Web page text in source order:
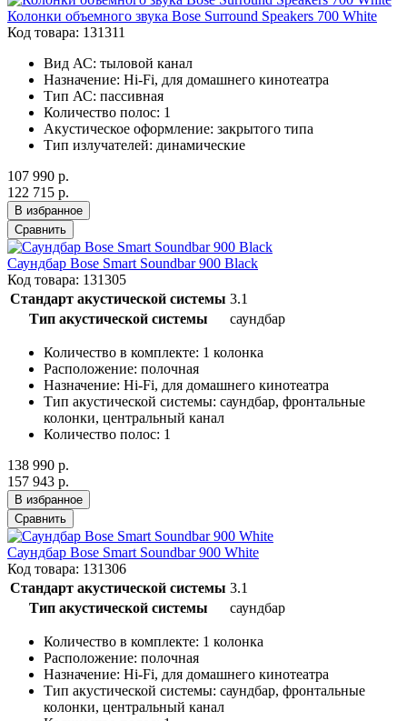
Колонки объемного звука Bose Surround Speakers 700 White
Код товара: 131311
Вид АС: тыловой канал
Назначение: Hi-Fi, для домашнего кинотеатра
Тип АС: пассивная
Количество полос: 1
Акустическое оформление: закрытого типа
Тип излучателей: динамические
107 990 р.
122 715 р.
В избранное
Сравнить
Саундбар Bose Smart Soundbar 900 Black
Код товара: 131305
Стандарт акустической системы 3.1
Тип акустической системы
саундбар
Количество в комплекте: 1 колонка
Расположение: полочная
Назначение: Hi-Fi, для домашнего кинотеатра
Тип акустической системы: саундбар, фронтальные
колонки, центральный канал
Количество полос: 1
138 990 р.
157 943 р.
В избранное
Сравнить
Саундбар Bose Smart Soundbar 900 White
Код товара: 131306
Стандарт акустической системы 3.1
Тип акустической системы
саундбар
Количество в комплекте: 1 колонка
Расположение: полочная
Назначение: Hi-Fi, для домашнего кинотеатра
Тип акустической системы: саундбар, фронтальные
колонки, центральный канал